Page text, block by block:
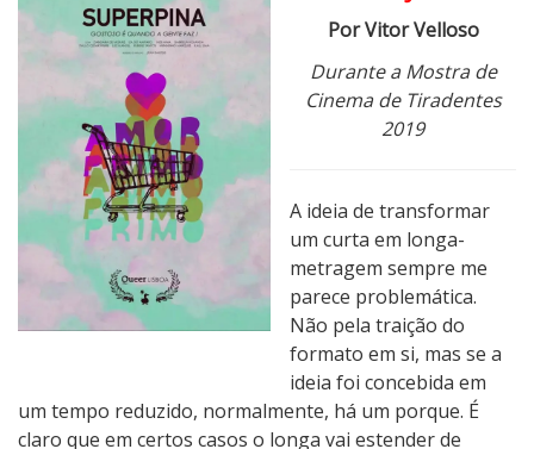
p
a
G
o
t
o
Por Vitor Velloso
Durante a Mostra de
Cinema de Tiradentes
2019
A ideia de transformar
um curta em longa-
metragem sempre me
parece problemática.
Não pela traição do
formato em si, mas se a
ideia foi concebida em
um tempo reduzido, normalmente, há um porque. É
claro que em certos casos o longa vai estender de